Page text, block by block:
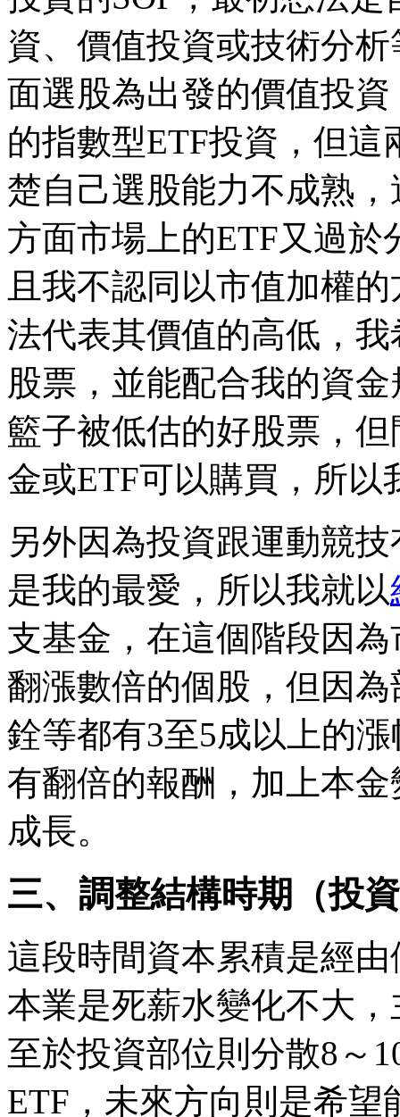
資、價值投資或技術分
面選股為出發的價值投
的指數型ETF投資，但
楚自己選股能力不成熟
方面市場上的ETF又過
且我不認同以市值加權
法代表其價值的高低，
股票，並能配合我的資
籃子被低估的好股票，
金或ETF可以購買，所
另外因為投資跟運動競
是我的最愛，所以我就以
支基金，在這個階段因
翻漲數倍的個股，但因
銓等都有3至5成以上的
有翻倍的報酬，加上本
成長。
三、調整結構時期（投
這段時間資本累積是經
本業是死薪水變化不大
至於投資部位則分散8～
ETF，未來方向則是希